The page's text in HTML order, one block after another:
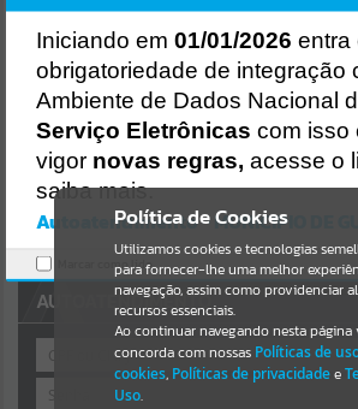
Resultados para""
Portais
Por favor, aguarde...
NOTÍCIAS
Por favor, aguarde...
AUTOATENDIMENTO
Política de Cookies
Utilizamos cookies e tecnologias
para fornecer-lhe uma melhor
navegação, assim como providenciar
recursos essenciais.
Ao continuar navegando nesta página
concorda com nossas Políticas de
cookies, Políticas de privacidadee
Uso.
Iniciando em 01/01/2026 entra
obrigatoriedade de integração
Ambiente de Dados Nacional
Serviço Eletrônicas com isso
vigor novas regras, acesse o
saiba mais.
Autoatendimento - MUNICIPIO DE
Marcar como lido.
SISTEMA
Gerenciamento do Sistema
CÓDIGO DA
Ocorreu um erro de script:
Uncaught SyntaxError: Unexpected token '('
https://guaraciaba.atende.net/https:/
pagina/licitacao-dispensa-05-2019-processo-
pmgba/static/bundle/
Verificar Mais Detalhes
OK